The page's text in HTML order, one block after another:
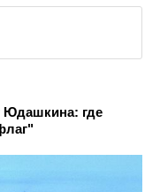
Юдашкина: где